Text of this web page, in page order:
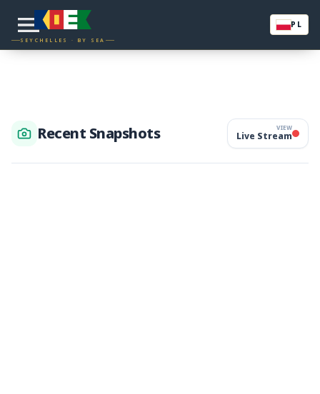
SEYCHELLES · BY SEA
PL
Recent Snapshots VIEW
Live Stream